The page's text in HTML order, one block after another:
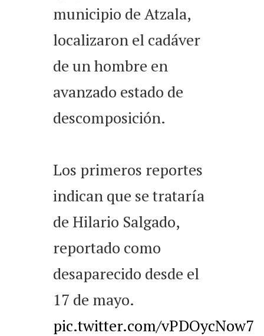
municipio de Atzala,
localizaron el cadáver
de un hombre en
avanzado estado de
descomposición.
Los primeros reportes
indican que se trataría
de Hilario Salgado,
reportado como
desaparecido desde el
17 de mayo.
pic.twitter.com/vPDOycNow7